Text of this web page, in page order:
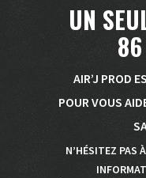
UN
AIR’J PROD
POUR VOUS
N’HÉSITEZ PAS